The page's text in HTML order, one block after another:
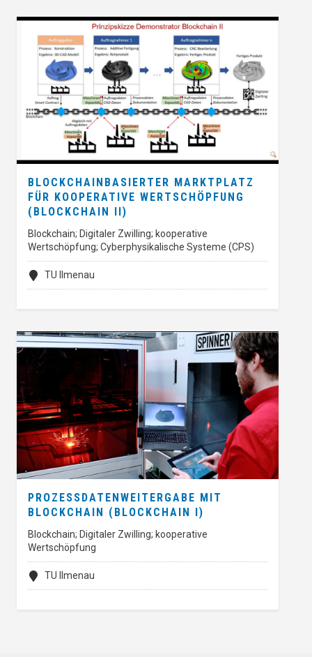
BLOCKCHAINBASIERTER MARKTPLATZ
FÜR KOOPERATIVE WERTSCHÖPFUNG
(BLOCKCHAIN II)
Blockchain; Digitaler Zwilling; kooperative
Wertschöpfung; Cyberphysikalische Systeme (CPS)
TU Ilmenau
PROZESSDATENWEITERGABE MIT
BLOCKCHAIN (BLOCKCHAIN I)
Blockchain; Digitaler Zwilling; kooperative
Wertschöpfung
TU Ilmenau